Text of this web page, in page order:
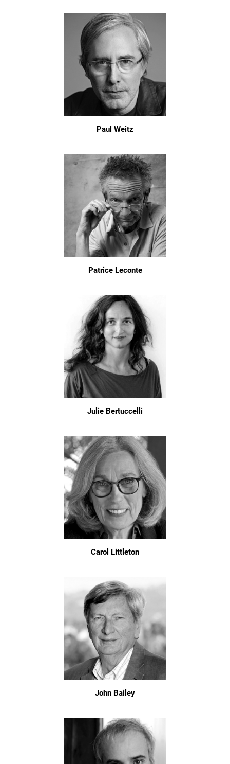
Paul Weitz
Patrice Leconte
Julie Bertuccelli
Carol Littleton
John Bailey